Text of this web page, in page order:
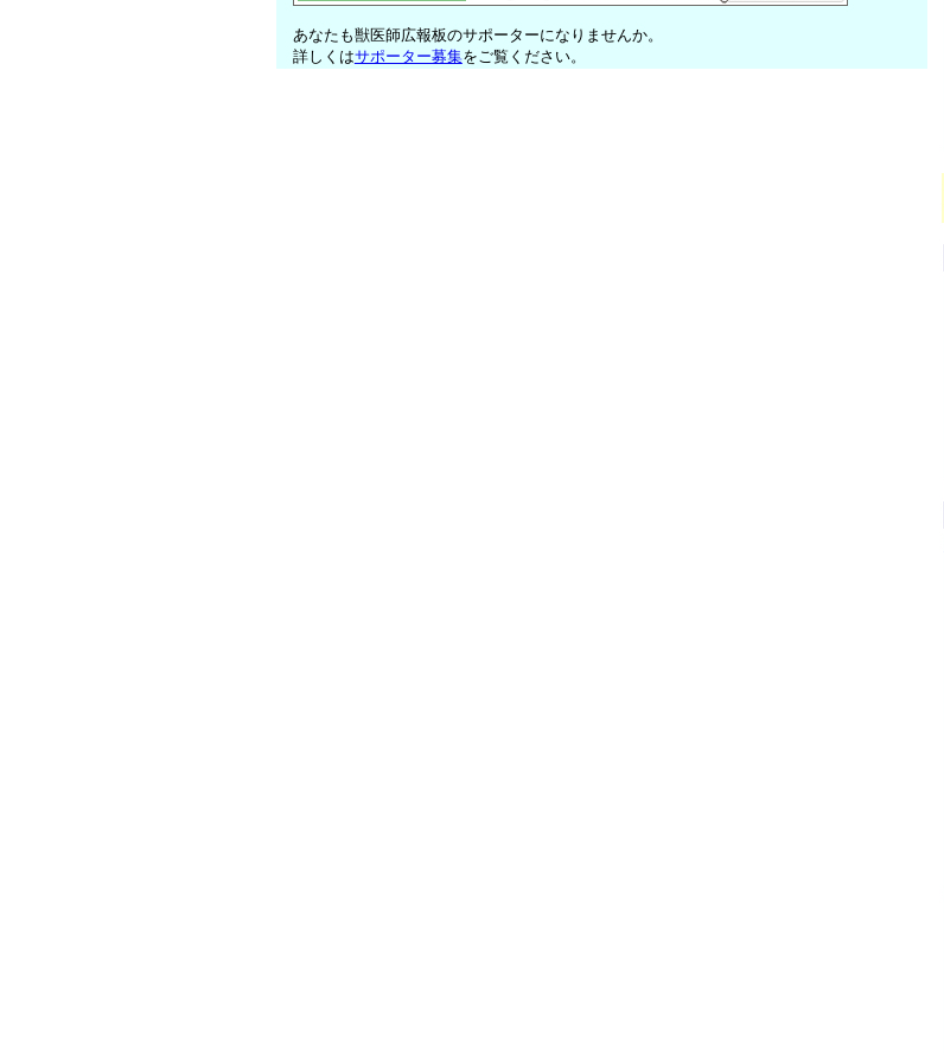
あなたも獣医師広報板のサポーターになりませんか。
詳しくはサポーター募集をご覧ください。